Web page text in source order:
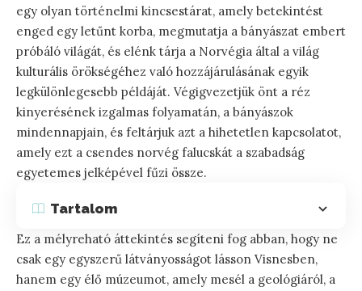
egy olyan történelmi kincsestárat, amely betekintést
enged egy letűnt korba, megmutatja a bányászat embert
próbáló világát, és elénk tárja a Norvégia által a világ
kulturális örökségéhez való hozzájárulásának egyik
legkülönlegesebb példáját. Végigvezetjük önt a réz
kinyerésének izgalmas folyamatán, a bányászok
mindennapjain, és feltárjuk azt a hihetetlen kapcsolatot,
amely ezt a csendes norvég falucskát a szabadság
egyetemes jelképével fűzi össze.
Tartalom
Ez a mélyreható áttekintés segíteni fog abban, hogy ne
csak egy egyszerű látványosságot lásson Visnesben,
hanem egy élő múzeumot, amely mesél a geológiáról, a